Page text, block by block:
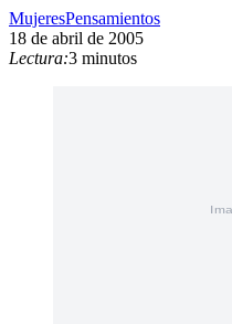
MujeresPensamientos
18 de abril de 2005
Lectura:3 minutos